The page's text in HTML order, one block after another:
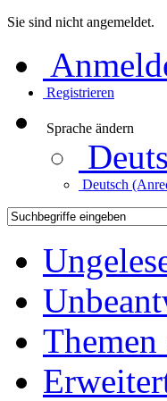
Sie sind nicht angemeldet.
Registrieren
Sprache ändern
Deutsch